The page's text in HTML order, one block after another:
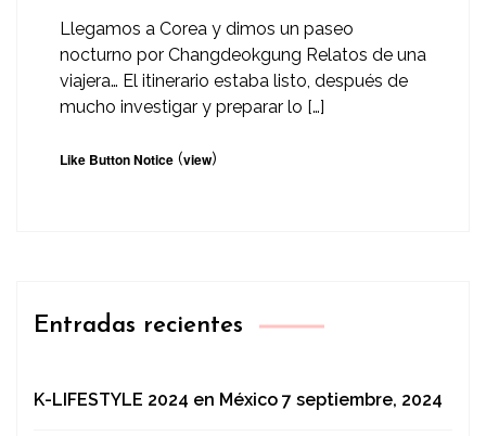
Llegamos a Corea y dimos un paseo
nocturno por Changdeokgung Relatos de una
viajera… El itinerario estaba listo, después de
mucho investigar y preparar lo […]
Like Button Notice (view)
Entradas recientes
K-LIFESTYLE 2024 en México 7 septiembre, 2024